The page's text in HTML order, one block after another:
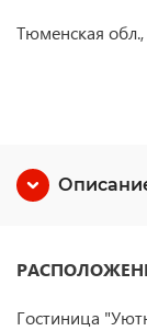
Тюменская
Гостиница